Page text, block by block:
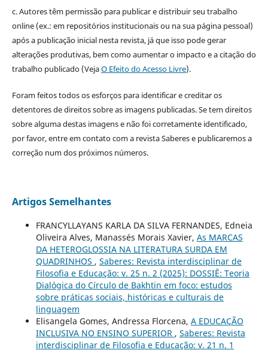
c. Autores têm permissão para publicar e distribuir seu trabalho
online (ex.: em repositórios institucionais ou na sua página pessoal)
após a publicação inicial nesta revista, já que isso pode gerar
alterações produtivas, bem como aumentar o impacto e a citação do
trabalho publicado (VejaO Efeito do Acesso Livre).
Foram feitos todos os esforços para identificar e creditar os
detentores de direitos sobre as imagens publicadas. Se tem direitos
sobre alguma destas imagens e não foi corretamente identificado,
por favor, entre em contato com a revista Saberes e publicaremos a
correção num dos próximos números.
Artigos Semelhantes
FRANCYLLAYANS KARLA DA SILVA FERNANDES, Edneia
Oliveira Alves, Manassés Morais Xavier, As MARCAS
DA HETEROGLOSSIA NA LITERATURA SURDA EM
QUADRINHOS , Saberes: Revista interdisciplinar de
Filosofia e Educação: v. 25 n. 2 (2025): DOSSIÊ: Teoria
Dialógica do Círculo de Bakhtin em foco: estudos
sobre práticas sociais, históricas e culturais de
linguagem
Elisangela Gomes, Andressa Florcena, A EDUCAÇÃO
INCLUSIVA NO ENSINO SUPERIOR , Saberes: Revista
interdisciplinar de Filosofia e Educação: v. 21 n. 1